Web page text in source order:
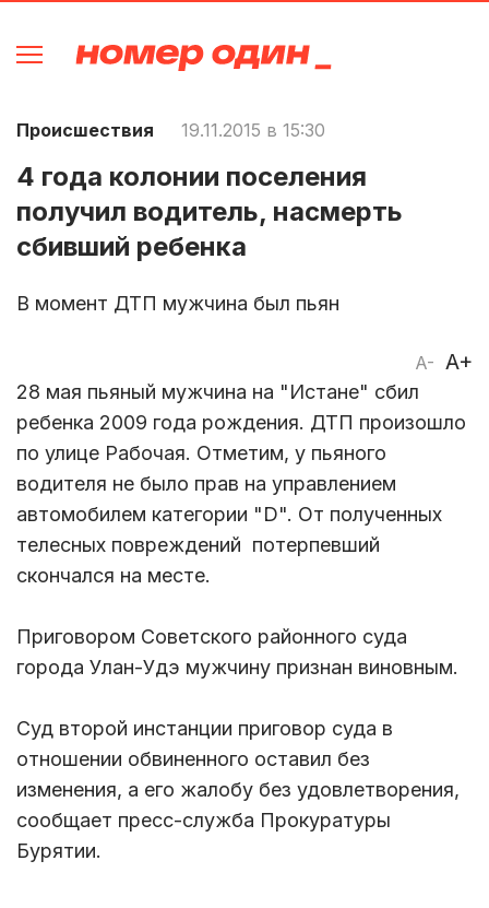
Происшествия 19.11.2015 в 15:30
4 года колонии поселения
получил водитель, насмерть
сбивший ребенка
В момент ДТП мужчина был пьян
A- A+
28 мая пьяный мужчина на "Истане" сбил
ребенка 2009 года рождения. ДТП произошло
по улице Рабочая. Отметим, у пьяного
водителя не было прав на управлением
автомобилем категории "D". От полученных
телесных повреждений потерпевший
скончался на месте.
Приговором Советского районного суда
города Улан-Удэ мужчину признан виновным.
Суд второй инстанции приговор суда в
отношении обвиненного оставил без
изменения, а его жалобу без удовлетворения,
сообщает пресс-служба Прокуратуры
Бурятии.